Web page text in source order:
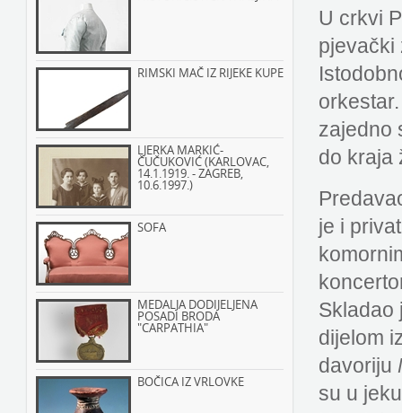
RIMSKI MAČ IZ RIJEKE KUPE
LJERKA MARKIĆ-
ČUČUKOVIĆ (KARLOVAC,
14.1.1919. - ZAGREB,
10.6.1997.)
SOFA
MEDALJA DODIJELJENA
POSADI BRODA
"CARPATHIA"
BOČICA IZ VRLOVKE
U crkvi
pjevački
zajedno
do kraja
je i
Skladao
dijelom
davoriju
su u